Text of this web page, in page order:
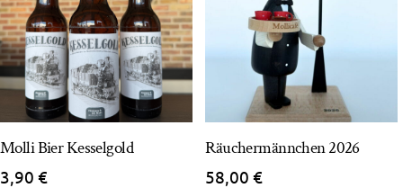
Molli Bier Kesselgold
3,90 €
Räuchermännchen 2026
58,00€